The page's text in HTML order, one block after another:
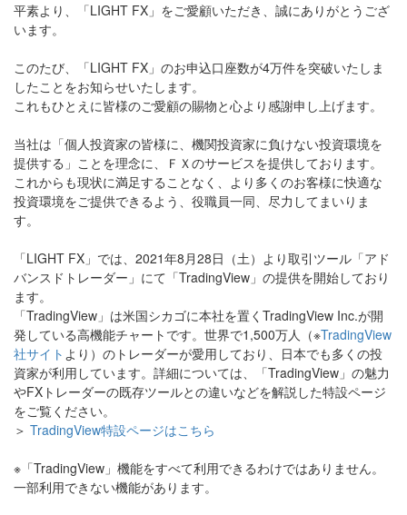
平素より、「LIGHT FX」をご愛顧いただき、誠にありがとうござ
います。
このたび、「LIGHT FX」のお申込口座数が4万件を突破いたしま
したことをお知らせいたします。
これもひとえに皆様のご愛顧の賜物と心より感謝申し上げます。
当社は「個人投資家の皆様に、機関投資家に負けない投資環境を
提供する」ことを理念に、ＦＸのサービスを提供しております。
これからも現状に満足することなく、より多くのお客様に快適な
投資環境をご提供できるよう、役職員一同、尽力してまいりま
す。
「LIGHT FX」では、2021年8月28日（土）より取引ツール「アド
バンスドトレーダー」にて「TradingView」の提供を開始しており
ます。
「TradingView」は米国シカゴに本社を置くTradingView Inc.が開
発している高機能チャートです。世界で1,500万人（※TradingView
社サイト より）のトレーダーが愛用しており、日本でも多くの投
資家が利用しています。詳細については、「TradingView」の魅力
やFXトレーダーの既存ツールとの違いなどを解説した特設ページ
をご覧ください。
＞ TradingView特設ページはこちら
※「TradingView」機能をすべて利用できるわけではありません。
一部利用できない機能があります。